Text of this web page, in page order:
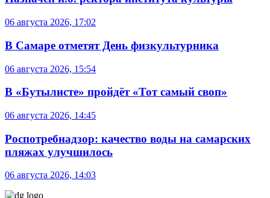
06 августа 2026, 17:02
В Самаре отметят День физкультурника
06 августа 2026, 15:54
В «Бутылисте» пройдёт «Тот самый своп»
06 августа 2026, 14:45
Роспотребнадзор: качество воды на самарских
пляжах улучшилось
06 августа 2026, 14:03